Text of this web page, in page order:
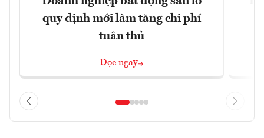
quy định mới làm tăng chi phí
tuân thủ
Đọc ngay